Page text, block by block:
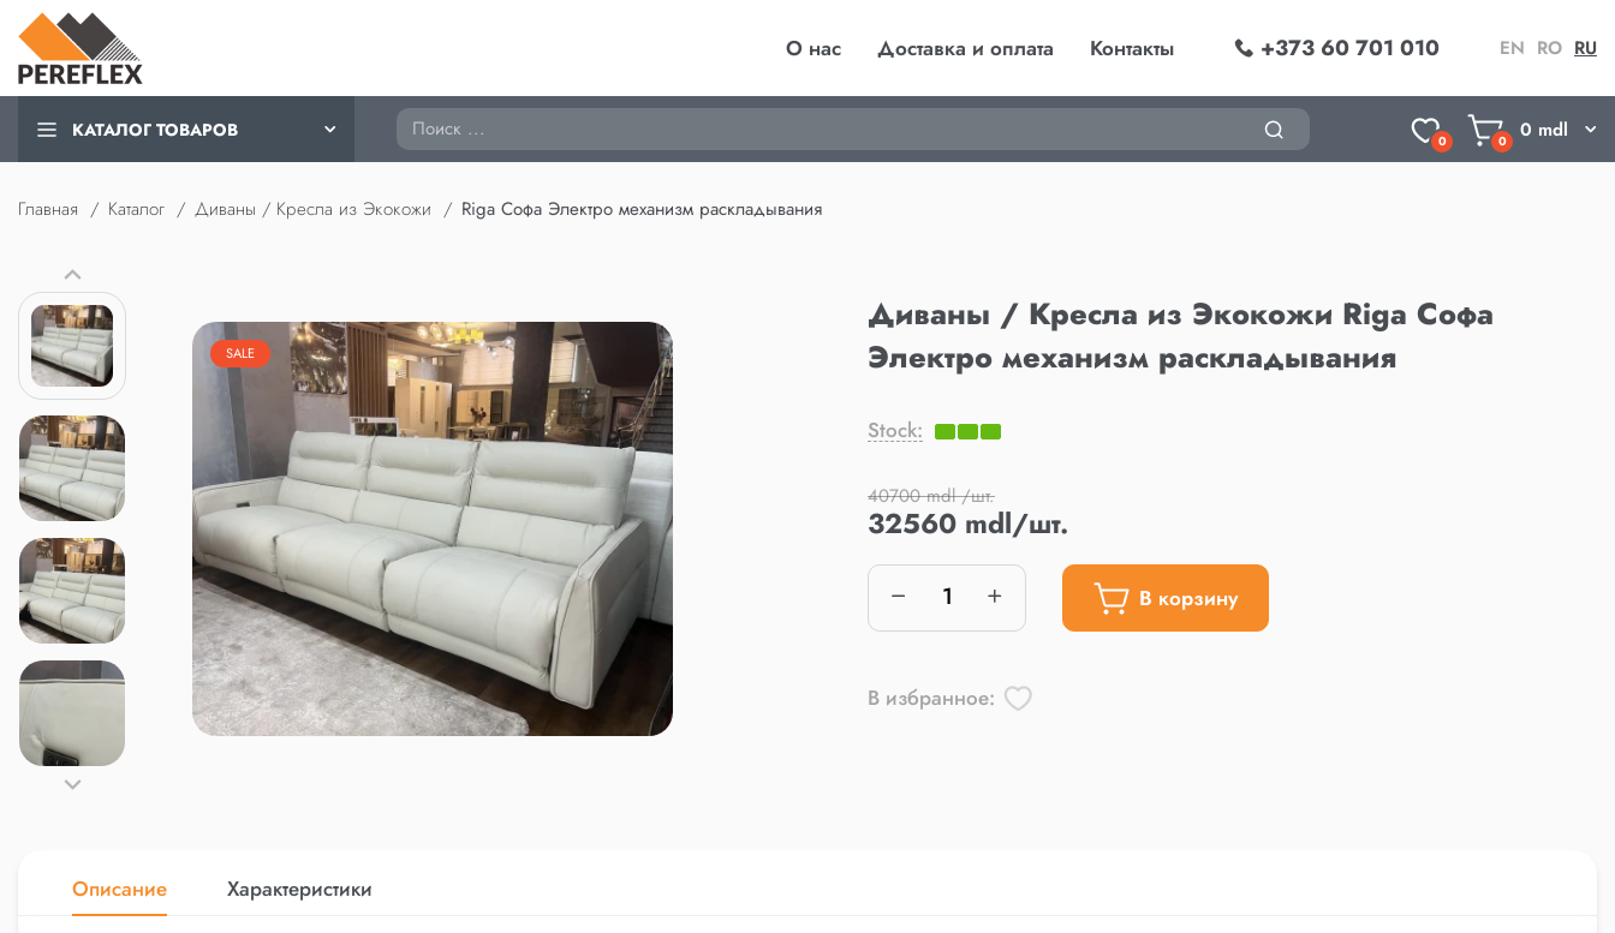
О нас Доставка и оплата Контакты +373 60 701 010 EN RO RU
КАТАЛОГ ТОВАРОВ Поиск
0 0 0 mdl
Главная Каталог Диваны / Кресла из Экокожи Riga Софа Электро механизм раскладывания
SALE
Диваны / Кресла из Экокожи Riga Софа
Электро механизм раскладывания
Stock:
40700 mdl /шт.
32560 mdl/шт.
В корзину
В избранное:
Описание Характеристики